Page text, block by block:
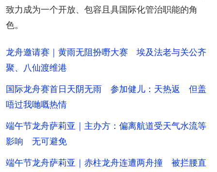
致力成为一个开放、包容且具国际化管治职能的角
色。
龙舟邀请赛｜黄雨无阻扮嘢大赛 埃及法老与关公齐
聚、八仙渡维港
国际龙舟赛首日天阴无雨 参加健儿：天热返 但盖
唔过我哋嘅热情
端午节龙舟萨莉亚｜主办方：偏离航道受天气水流等
影响 无可避免
端午节龙舟萨莉亚｜赤柱龙舟连遭两舟撞 被拦腰直